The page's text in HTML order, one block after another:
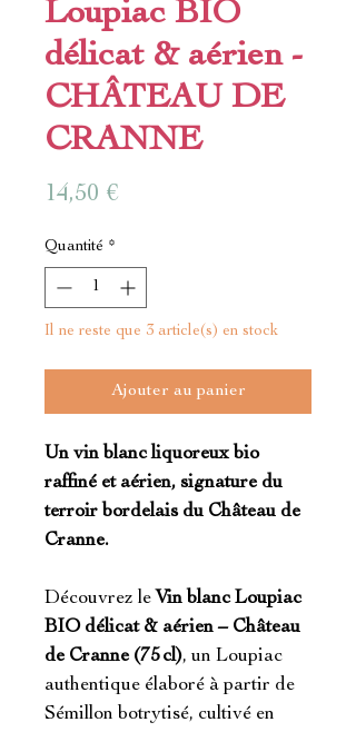
Loupiac BIO
délicat & aérien -
CHÂTEAU DE
CRANNE
14,50 €Prix
Quantité *
Il ne reste que 3 article(s) en stock
Ajouter au panier
Un vin blanc liquoreux bio
raffiné et aérien, signature du
terroir bordelais du Château de
Cranne.
Découvrez le Vin blanc Loupiac
BIO délicat & aérien – Château
de Cranne (75 cl), un Loupiac
authentique élaboré à partir de
Sémillon botrytisé, cultivé en